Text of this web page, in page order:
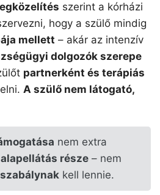
szerint a kórházi
hogy a szülő mindig
mellett – akár az intenzív
dolgozók szerepe
partnerként és terápiás
A szülő nem látogató,
nem extra
alapellátás része – nem
szabálynak kell lennie.